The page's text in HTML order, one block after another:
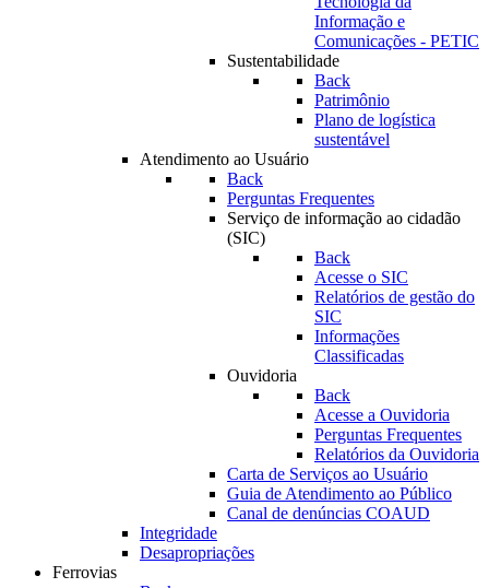
Informação e
Comunicações - PETIC
Sustentabilidade
Back
Patrimônio
Plano de logística
sustentável
Atendimento ao Usuário
Back
Perguntas Frequentes
Serviço de informação ao cidadão
(SIC)
Back
Acesse o SIC
Relatórios de gestão do
SIC
Informações
Classificadas
Ouvidoria
Back
Acesse a Ouvidoria
Perguntas Frequentes
Relatórios da Ouvidoria
Carta de Serviços ao Usuário
Guia de Atendimento ao Público
Canal de denúncias COAUD
Integridade
Desapropriações
Ferrovias